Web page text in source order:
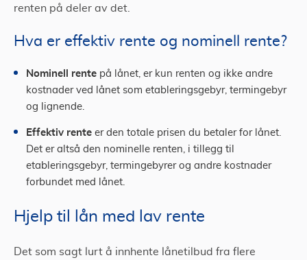
renten på deler av det.
Hva er effektiv rente og nominell rente?
Nominell rente på lånet, er kun renten og ikke andre
kostnader ved lånet som etableringsgebyr, termingebyr
og lignende.
Effektiv rente er den totale prisen du betaler for lånet.
Det er altså den nominelle renten, i tillegg til
etableringsgebyr, termingebyrer og andre kostnader
forbundet med lånet.
Hjelp til lån med lav rente
Det som sagt lurt å innhente lånetilbud fra flere